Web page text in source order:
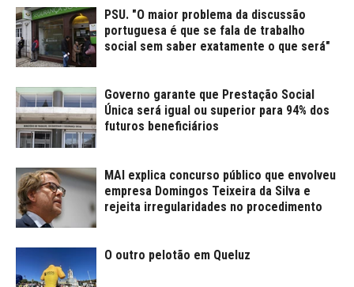
PSU. "O maior problema da discussão
portuguesa é que se fala de trabalho
social sem saber exatamente o que será"
Governo garante que Prestação Social
Única será igual ou superior para 94% dos
futuros beneficiários
MAI explica concurso público que envolveu
empresa Domingos Teixeira da Silva e
rejeita irregularidades no procedimento
O outro pelotão em Queluz